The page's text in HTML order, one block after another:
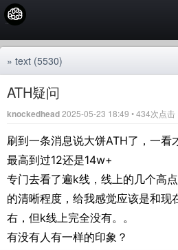
» text (5530)
ATH疑问
knockedhead2025-05-23 18:49 • 434次点击
刷到一条消息说大饼ATH了，一看
最高到过12还是14w+
专门去看了遍k线，线上的几个高
的清晰程度，给我感觉应该是和现
右，但k线上完全没有。。
有没有人有一样的印象？